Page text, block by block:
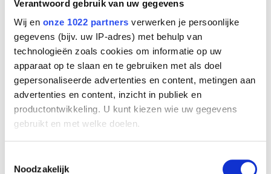
Verantwoord gebruik van uw gegevens
Wij en onze 1022 partners verwerken je persoonlijke
gegevens (bijv. uw IP-adres) met behulp van
technologieën zoals cookies om informatie op uw
apparaat op te slaan en te gebruiken met als doel
gepersonaliseerde advertenties en content, metingen aan
advertenties en content, inzicht in publiek en
productontwikkeling. U kunt kiezen wie uw gegevens
gebruikt en met welke doelen.
Informatie verzamelen over uw geografische
Noodzakelijk
Tekening